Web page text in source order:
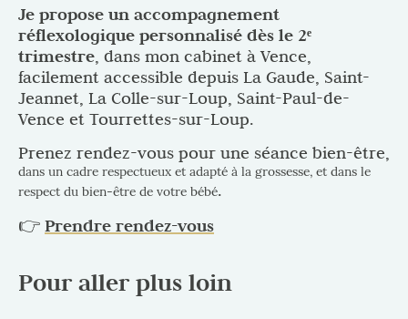
Je propose un accompagnement
réflexologique personnalisé dès le 2ᵉ
trimestre, dans mon cabinet à Vence,
facilement accessible depuis La Gaude, Saint-
Jeannet, La Colle-sur-Loup, Saint-Paul-de-
Vence et Tourrettes-sur-Loup.
Prenez rendez-vous pour une séance bien-être,
dans un cadre respectueux et adapté à la grossesse, et dans le
respect du bien-être de votre bébé.
👉 Prendre rendez-vous
Pour aller plus loin